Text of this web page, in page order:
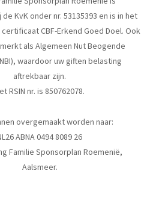
KvK onder nr. 53135393 en is in het
CBF-Erkend Goed Doel. Ook
als Algemeen Nut Beogende
waardoor uw giften belasting
aftrekbaar zijn.
RSIN nr. is 850762078.
overgemaakt worden naar:
ABNA 0494 8089 26
Familie Sponsorplan Roemenië,
Aalsmeer.